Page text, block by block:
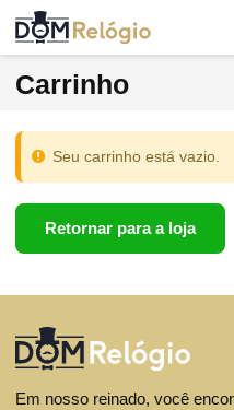
Smartwatch
Sobre Nós
Carrinho
Seu carrinho está vazio.
Retornar para a loja
Em nosso reinado, você